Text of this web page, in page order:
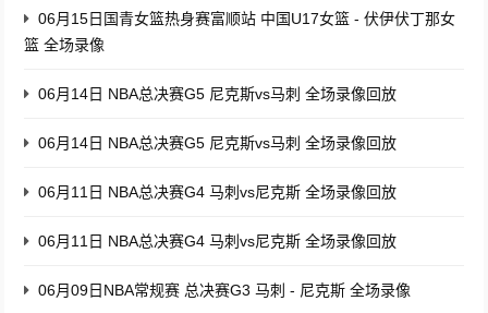
06月15日国青女篮热身赛富顺站 中国U17女篮 - 伏伊伏丁那女
篮 全场录像
06月14日 NBA总决赛G5 尼克斯vs马刺 全场录像回放
06月14日 NBA总决赛G5 尼克斯vs马刺 全场录像回放
06月11日 NBA总决赛G4 马刺vs尼克斯 全场录像回放
06月11日 NBA总决赛G4 马刺vs尼克斯 全场录像回放
06月09日NBA常规赛 总决赛G3 马刺 - 尼克斯 全场录像